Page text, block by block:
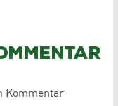
Kommentar